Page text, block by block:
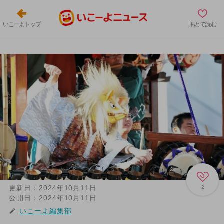
いこーよトップ あとで読む
2
更新日： 2024年10月11日
公開日： 2024年10月11日
いこーよ編集部